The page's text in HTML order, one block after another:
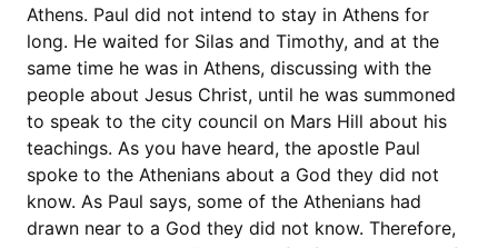
Athens. Paul did not intend to stay in Athens for
long. He waited for Silas and Timothy, and at the
same time he was in Athens, discussing with the
people about Jesus Christ, until he was summoned
to speak to the city council on Mars Hill about his
teachings. As you have heard, the apostle Paul
spoke to the Athenians about a God they did not
know. As Paul says, some of the Athenians had
drawn near to a God they did not know. Therefore,